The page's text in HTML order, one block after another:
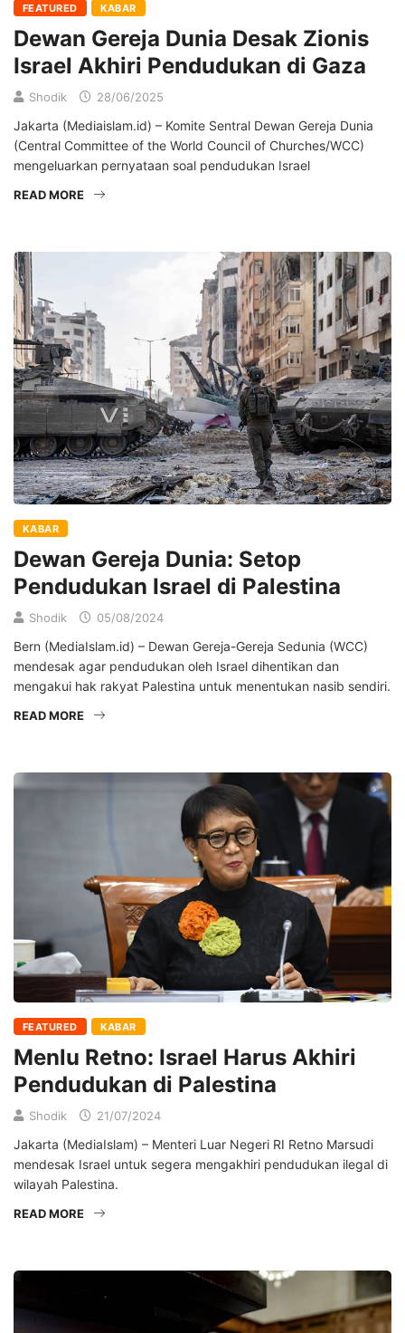
FEATURED KABAR
Dewan Gereja Dunia Desak Zionis
Israel Akhiri Pendudukan di Gaza
Shodik 28/06/2025
Jakarta (Mediaislam.id) – Komite Sentral Dewan Gereja Dunia
(Central Committee of the World Council of Churches/WCC)
mengeluarkan pernyataan soal pendudukan Israel
READ MORE
KABAR
Dewan Gereja Dunia: Setop
Pendudukan Israel di Palestina
Shodik 05/08/2024
Bern (MediaIslam.id) – Dewan Gereja-Gereja Sedunia (WCC)
mendesak agar pendudukan oleh Israel dihentikan dan
mengakui hak rakyat Palestina untuk menentukan nasib sendiri.
READ MORE
FEATURED KABAR
Menlu Retno: Israel Harus Akhiri
Pendudukan di Palestina
Shodik 21/07/2024
Jakarta (MediaIslam) – Menteri Luar Negeri RI Retno Marsudi
mendesak Israel untuk segera mengakhiri pendudukan ilegal di
wilayah Palestina.
READ MORE